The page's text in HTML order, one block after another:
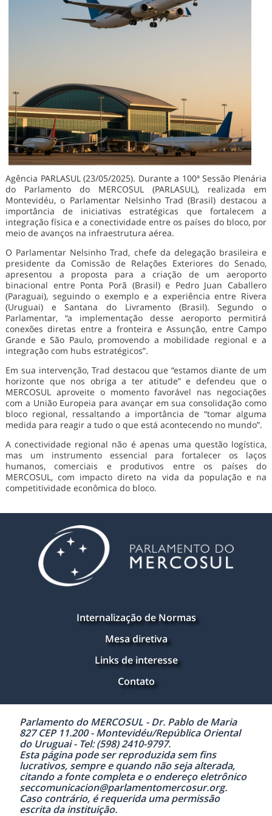
Agência PARLASUL (23/05/2025). Durante a 100ª Sessão Plenária
do Parlamento do MERCOSUL (PARLASUL), realizada em
Montevidéu, o Parlamentar Nelsinho Trad (Brasil) destacou a
importância de iniciativas estratégicas que fortalecem a
integração física e a conectividade entre os países do bloco, por
meio de avanços na infraestrutura aérea.
O Parlamentar Nelsinho Trad, chefe da delegação brasileira e
presidente da Comissão de Relações Exteriores do Senado,
apresentou a proposta para a criação de um aeroporto
binacional entre Ponta Porã (Brasil) e Pedro Juan Caballero
(Paraguai), seguindo o exemplo e a experiência entre Rivera
(Uruguai) e Santana do Livramento (Brasil). Segundo o
Parlamentar, “a implementação desse aeroporto permitirá
conexões diretas entre a fronteira e Assunção, entre Campo
Grande e São Paulo, promovendo a mobilidade regional e a
integração com hubs estratégicos”.
Em sua intervenção, Trad destacou que “estamos diante de um
horizonte que nos obriga a ter atitude” e defendeu que o
MERCOSUL aproveite o momento favorável nas negociações
com a União Europeia para avançar em sua consolidação como
bloco regional, ressaltando a importância de “tomar alguma
medida para reagir a tudo o que está acontecendo no mundo”.
A conectividade regional não é apenas uma questão logística,
mas um instrumento essencial para fortalecer os laços
humanos, comerciais e produtivos entre os países do
MERCOSUL, com impacto direto na vida da população e na
competitividade econômica do bloco.
Internalização de Normas
Mesa diretiva
Links de interesse
Contato
Parlamento do MERCOSUL - Dr. Pablo de Maria
827 CEP 11.200 - Montevidéu/República Oriental
do Uruguai - Tel: (598) 2410-9797.
Esta página pode ser reproduzida sem fins
lucrativos, sempre e quando não seja alterada,
citando a fonte completa e o endereço eletrônico
seccomunicacion@parlamentomercosur.org.
Caso contrário, é requerida uma permissão
escrita da instituição.